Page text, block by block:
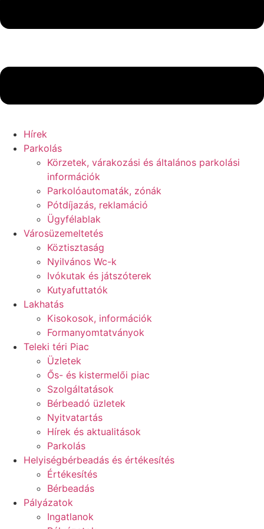
Hírek
Parkolás
Körzetek, várakozási és általános parkolási
információk
Parkolóautomaták, zónák
Pótdíjazás, reklamáció
Ügyfélablak
Városüzemeltetés
Köztisztaság
Nyilvános Wc-k
Ivókutak és játszóterek
Kutyafuttatók
Lakhatás
Kisokosok, információk
Formanyomtatványok
Teleki téri Piac
Üzletek
Ős- és kistermelői piac
Szolgáltatások
Bérbeadó üzletek
Nyitvatartás
Hírek és aktualitások
Parkolás
Helyiségbérbeadás és értékesítés
Értékesítés
Bérbeadás
Pályázatok
Ingatlanok